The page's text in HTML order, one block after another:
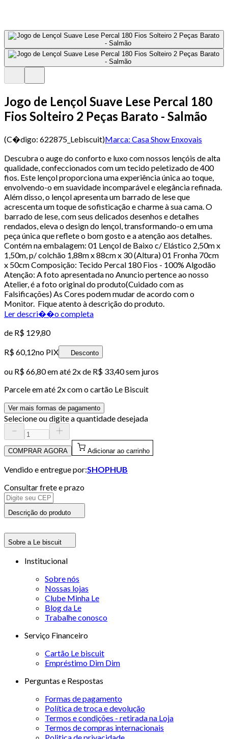
Jogo de Lençol Suave Lese Percal 180
Fios Solteiro 2 Peças Barato - Salmão
(C�digo: 622875_Lebiscuit)Marca: Casa Show Enxovais
Descubra o auge do conforto e luxo com nossos lençóis de alta
qualidade, confeccionados com um tecido peletizado de 400
fios. Este lençol proporciona uma experiência única ao toque,
envolvendo-o em suavidade incomparável e elegância refinada.
Além disso, o lençol apresenta um barrado de lese que
acrescenta um toque de sofisticação e charme à sua cama. O
barrado de lese, com seus delicados desenhos e detalhes
rendados, eleva o design do lençol, transformando-o em uma
peça única que reflete o bom gosto e a atenção aos detalhes.
Contém na embalagem: 01 Lençol de Baixo c/ Elástico 2,50m x
1,50m, p/ colchão 1,88m x 88cm x 30 (Altura) 01 Fronha 70cm
x 50cm Composição: Tecido Percal 180 Fios - 100% Algodão
Atenção: A foto apresentada no Anuncio pertence ao nosso
Atelier, é a foto original do produto(Cuidado com as
Falsificações) As Cores podem mudar de acordo com o
Monitor. Fique atento à descrição do produto.
Ler descri��o completa
de R$ 129,80
R$ 60,12no PIX Desconto
ou R$ 66,80em até 2x de R$ 33,40 sem juros
Parcele em até 2x com o cartão Le Biscuit
Ver mais formas de pagamento
Selecione ou digite a quantidade desejada
COMPRAR AGORA Adicionar ao carrinho
Vendido e entregue por:SHOPHUB
Consultar frete e prazo
Descrição do produto
Sobre a Le biscuit
Institucional
Sobre nós
Nossas lojas
Clube Minha Le
Blog da Le
Trabalhe conosco
Serviço Financeiro
Cartão Le biscuit
Empréstimo Dim Dim
Perguntas e Respostas
Formas de pagamento
Política de troca e devolução
Termos e condições - retirada na Loja
Termos de compras internacionais